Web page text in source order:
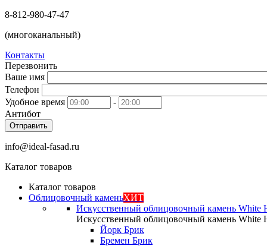
8-812-980-47-47
(многоканальный)
Контакты
Перезвонить
Ваше имя
Телефон
Удобное время
-
Антибот
Отправить
info@ideal-fasad.ru
Каталог товаров
Каталог товаров
Облицовочный каменьХИТ
Искусственный облицовочный камень White
Искусственный облицовочный камень White
Йорк Брик
Бремен Брик